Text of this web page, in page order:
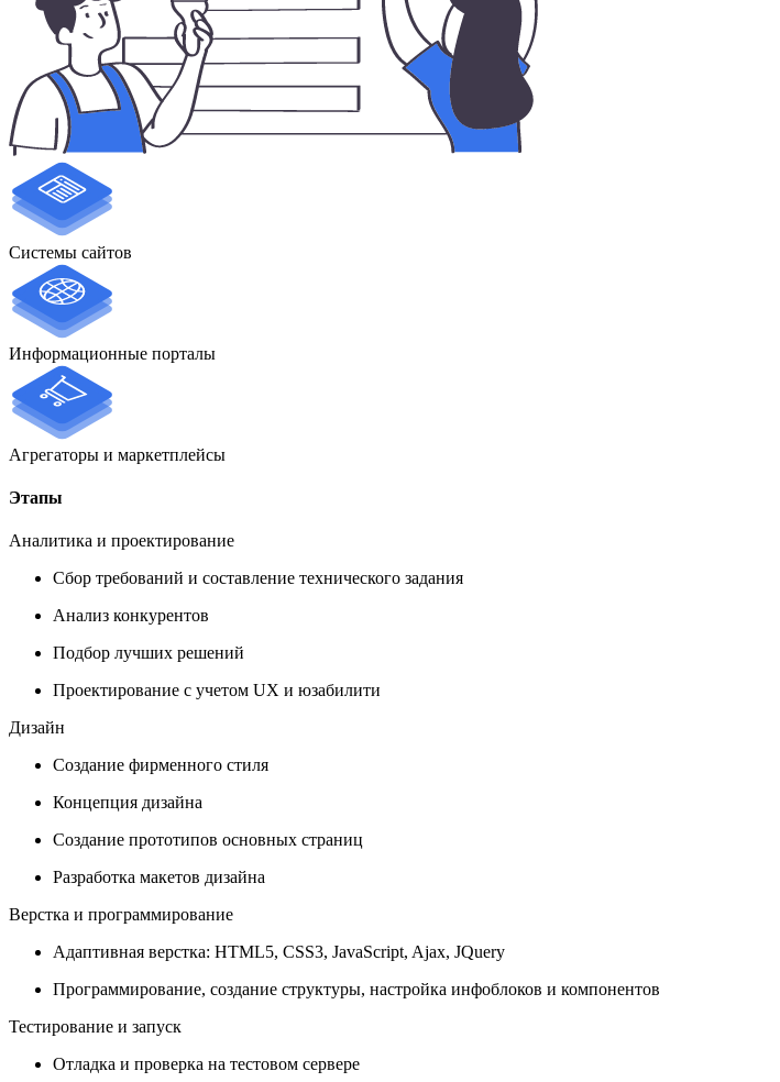
Системы сайтов
Информационные порталы
Агрегаторы и маркетплейсы
Этапы
Аналитика и проектирование
Сбор требований и составление технического задания
Анализ конкурентов
Подбор лучших решений
Проектирование с учетом UX и юзабилити
Дизайн
Создание фирменного стиля
Концепция дизайна
Создание прототипов основных страниц
Разработка макетов дизайна
Верстка и программирование
Адаптивная верстка: HTML5, CSS3, JavaScript, Ajax, JQuery
Программирование, создание структуры, настройка инфоблоков и компонентов
Тестирование и запуск
Отладка и проверка на тестовом сервере